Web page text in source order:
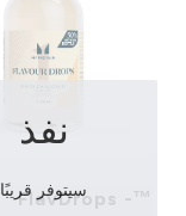
™FlavDrops -
نفذ
سيتوفر قريبًا